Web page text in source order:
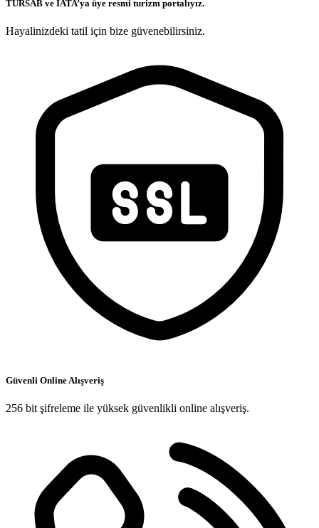
TURSAB ve IATA’ya üye resmi turizm portalıyız.
Hayalinizdeki tatil için bize güvenebilirsiniz.
Güvenli Online Alışveriş
256 bit şifreleme ile yüksek güvenlikli online alışveriş.